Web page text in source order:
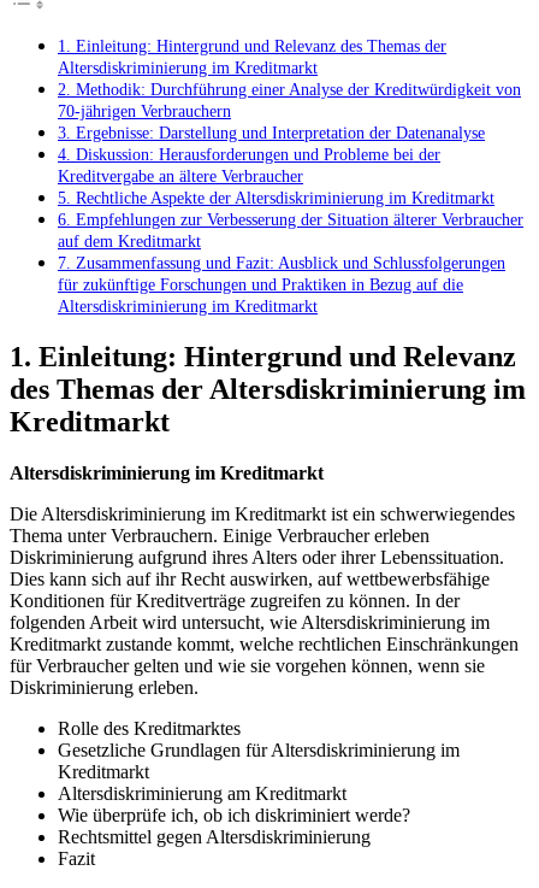
1. Einleitung: Hintergrund und Relevanz des ‍Themas⁣ der
Altersdiskriminierung im Kreditmarkt
2. Methodik: Durchführung ⁣einer Analyse der Kreditwürdigkeit von
70-jährigen Verbrauchern
3. Ergebnisse: Darstellung und ⁢Interpretation der Datenanalyse
4. Diskussion: Herausforderungen und Probleme‌ bei‍ der
Kreditvergabe an ‌ältere Verbraucher
5. Rechtliche ​Aspekte der Altersdiskriminierung⁢ im Kreditmarkt
6. Empfehlungen ⁣zur Verbesserung ​der Situation ⁣älterer Verbraucher
auf⁢ dem ‍Kreditmarkt
7.⁢ Zusammenfassung und Fazit: Ausblick und Schlussfolgerungen
für zukünftige Forschungen und ⁢Praktiken in ⁣Bezug‍ auf ⁤die
Altersdiskriminierung‌ im​ Kreditmarkt
1. Einleitung: Hintergrund und Relevanz
des ‍Themas⁣ der Altersdiskriminierung im
Kreditmarkt
Altersdiskriminierung im Kreditmarkt
Die Altersdiskriminierung ‌im Kreditmarkt ‌ist ein schwerwiegendes
Thema unter Verbrauchern.‍ Einige Verbraucher erleben⁢
Diskriminierung aufgrund ihres Alters oder ‌ihrer Lebenssituation.
‍Dies kann sich auf ihr​ Recht auswirken, auf ⁤wettbewerbsfähige
Konditionen für Kreditverträge⁤ zugreifen⁢ zu können. In der
folgenden Arbeit ⁢wird ⁤untersucht, wie ⁤Altersdiskriminierung im
Kreditmarkt zustande kommt, welche rechtlichen Einschränkungen
für Verbraucher gelten und wie‍ sie ⁤vorgehen können, wenn sie
Diskriminierung erleben.
Rolle‌ des Kreditmarktes
Gesetzliche Grundlagen für Altersdiskriminierung im
Kreditmarkt
Altersdiskriminierung am Kreditmarkt ⁣
Wie ⁢überprüfe ich, ob ich diskriminiert⁣ werde?
Rechtsmittel gegen Altersdiskriminierung
Fazit